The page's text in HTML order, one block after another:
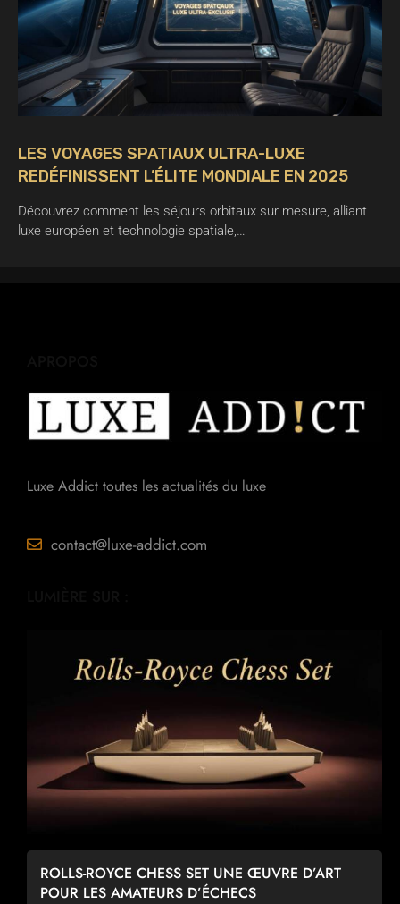
LES VOYAGES SPATIAUX ULTRA-LUXE
REDÉFINISSENT L’ÉLITE MONDIALE EN 2025
Découvrez comment les séjours orbitaux sur mesure, alliant
luxe européen et technologie spatiale,…
Luxe Addict toutes les actualités du luxe
contact@luxe-addict.com
ROLLS-ROYCE CHESS SET UNE ŒUVRE D’ART
POUR LES AMATEURS D’ÉCHECS